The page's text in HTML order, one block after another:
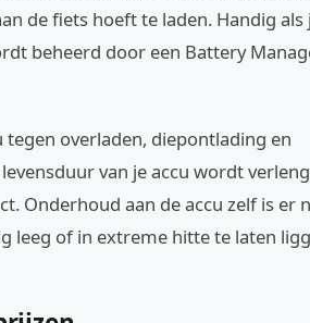
de fiets hoeft te laden. Handig als
beheerd door een Battery
overladen, diepontlading en
van je accu wordt
Onderhoud aan de accu zelf is er
leeg of in extreme hitte te laten